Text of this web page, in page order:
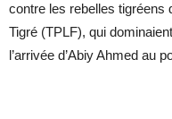
contre les rebelles tigréens
Tigré (TPLF), qui
l’arrivée d’Abiy Ahmed au